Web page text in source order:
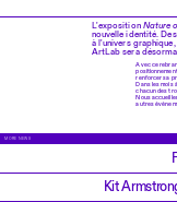
L'expositionNature
nouvelle identité.
à l'univers
ArtLab sera
Avec ce
renforcer sa
Dans les mois
chacun des
Nous
autres
MORE NEWS
Kit